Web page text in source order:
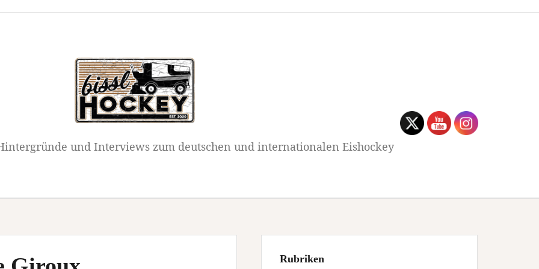
und Interviews zum deutschen und internationalen Eishockey
Rubriken